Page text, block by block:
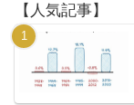
【人気記事】